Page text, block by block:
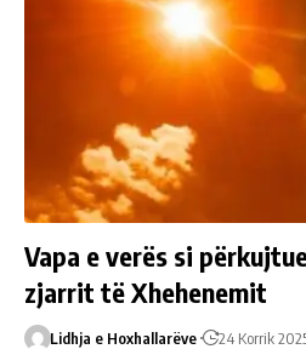
Vapa e verës si
zjarrit të Xhehenemit
Lidhja e Hoxhallarëve 24 Korrik